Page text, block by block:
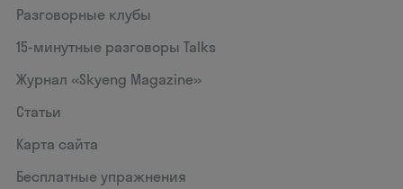
Разговорные клубы
15‑минутные разговоры Talks
Журнал «Skyeng Magazine»
Статьи
Карта сайта
Бесплатные упражнения